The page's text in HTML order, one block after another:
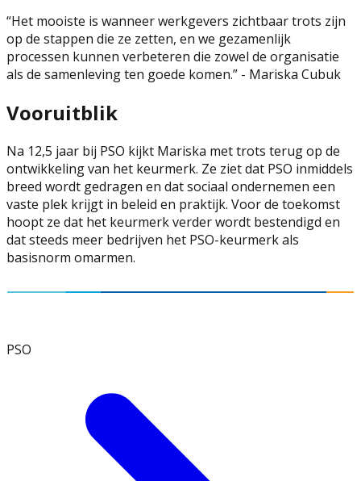
“Het mooiste is wanneer werkgevers zichtbaar trots zijn
op de stappen die ze zetten, en we gezamenlijk
processen kunnen verbeteren die zowel de organisatie
als de samenleving ten goede komen.” - Mariska Cubuk
Vooruitblik
Na 12,5 jaar bij PSO kijkt Mariska met trots terug op de
ontwikkeling van het keurmerk. Ze ziet dat PSO inmiddels
breed wordt gedragen en dat sociaal ondernemen een
vaste plek krijgt in beleid en praktijk. Voor de toekomst
hoopt ze dat het keurmerk verder wordt bestendigd en
dat steeds meer bedrijven het PSO-keurmerk als
basisnorm omarmen.
PSO